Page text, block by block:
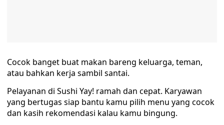
Cocok banget buat makan bareng keluarga, teman,
atau bahkan kerja sambil santai.
Pelayanan di Sushi Yay! ramah dan cepat. Karyawan
yang bertugas siap bantu kamu pilih menu yang cocok
dan kasih rekomendasi kalau kamu bingung.